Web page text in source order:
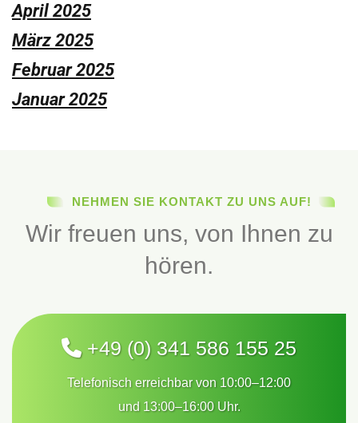
April 2025
März 2025
Februar 2025
Januar 2025
NEHMEN SIE KONTAKT ZU UNS AUF!
Wir freuen uns, von Ihnen zu
hören.
+49 (0) 341 586 155 25
Telefonisch erreichbar von 10:00–12:00
und 13:00–16:00 Uhr.